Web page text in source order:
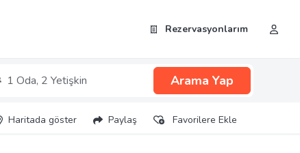
Rezervasyonlarım
1 Oda, 2 Yetişkin Arama Yap
Haritada göster Paylaş Favorilere Ekle